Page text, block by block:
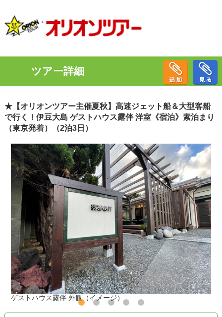
ツアー詳細
★【オリオンツアー主催夏秋】高速ジェット船＆大型客船
で行く！伊豆大島 ゲストハウス露伴 洋室《宿泊》素泊まり
（東京発着）（2泊3日）
ゲストハウス露伴 外観（イメージ）